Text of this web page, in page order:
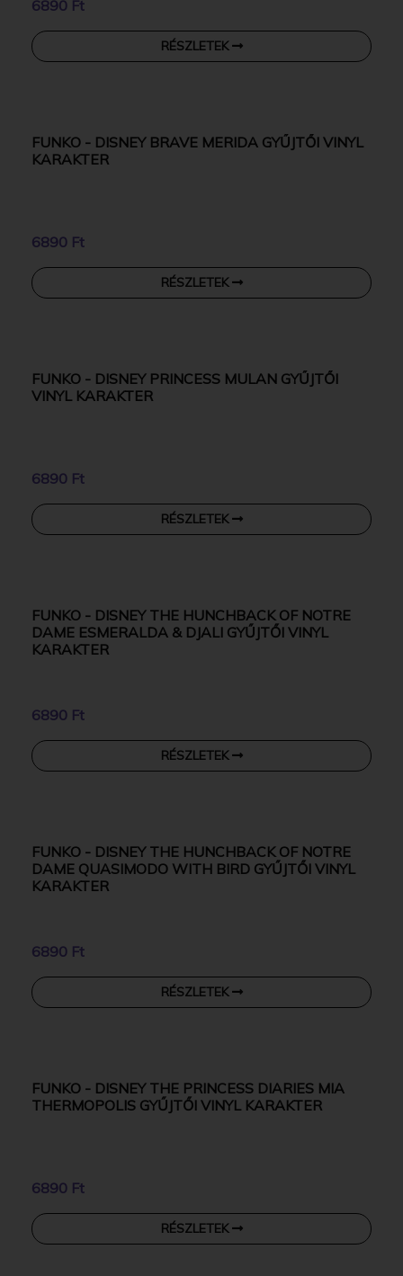
FUNKO - PREMIUM DISNEY VAIANA MOANA 3
MAUI 15 CM GYŰJTŐI VINYL KARAKTER
8690 Ft
RÉSZLETEK
WITH PUA GYŰJTŐI VINYL KARAKTER
RÉSZLETEK